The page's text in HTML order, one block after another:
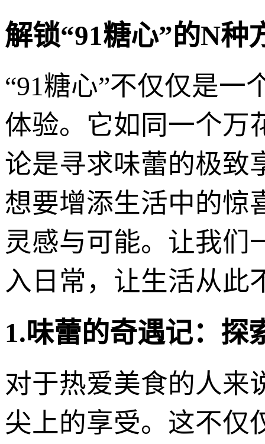
解锁“91糖心”的N种
“91糖心”不仅仅是一
体验。它如同一个万
论是寻求味蕾的极致
想要增添生活中的惊
灵感与可能。让我们
入日常，让生活从此
1.味蕾的奇遇记：探
对于热爱美食的人来
尖上的享受。这不仅